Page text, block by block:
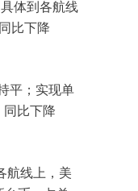
体到各航线
比下降
平；实现单
同比下降
航线上，美